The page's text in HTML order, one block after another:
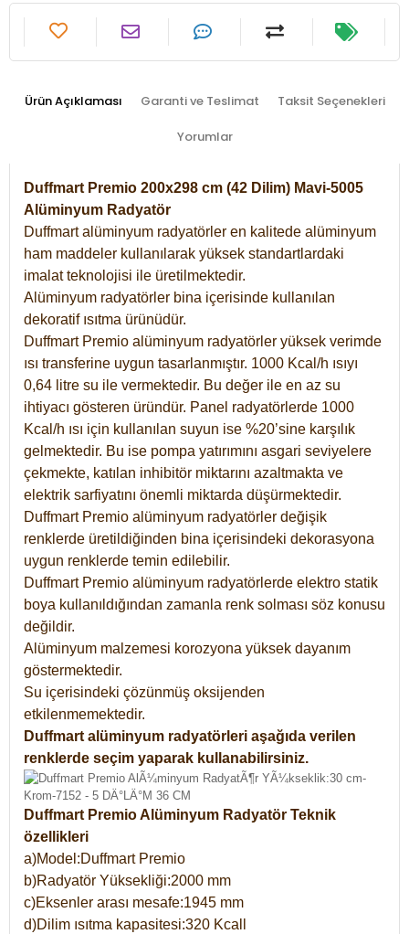
Ürün Açıklaması Garanti ve Teslimat Taksit Seçenekleri
Yorumlar
Duffmart Premio 200x298 cm (42 Dilim) Mavi-5005
Alüminyum Radyatör
Duffmart alüminyum radyatörler en kalitede alüminyum
ham maddeler kullanılarak yüksek standartlardaki
imalat teknolojisi ile üretilmektedir.
Alüminyum radyatörler bina içerisinde kullanılan
dekoratif ısıtma ürünüdür.
Duffmart Premio alüminyum radyatörler yüksek verimde
ısı transferine uygun tasarlanmıştır. 1000 Kcal/h ısıyı
0,64 litre su ile vermektedir. Bu değer ile en az su
ihtiyacı gösteren üründür. Panel radyatörlerde 1000
Kcal/h ısı için kullanılan suyun ise %20’sine karşılık
gelmektedir. Bu ise pompa yatırımını asgari seviyelere
çekmekte, katılan inhibitör miktarını azaltmakta ve
elektrik sarfiyatını önemli miktarda düşürmektedir.
Duffmart Premio alüminyum radyatörler değişik
renklerde üretildiğinden bina içerisindeki dekorasyona
uygun renklerde temin edilebilir.
Duffmart Premio alüminyum radyatörlerde elektro statik
boya kullanıldığından zamanla renk solması söz konusu
değildir.
Alüminyum malzemesi korozyona yüksek dayanım
göstermektedir.
Su içerisindeki çözünmüş oksijenden
etkilenmemektedir.
Duffmart alüminyum radyatörleri aşağıda verilen
renklerde seçim yaparak kullanabilirsiniz.
Duffmart Premio Alüminyum Radyatör Teknik
özellikleri
a)Model:Duffmart Premio
b)Radyatör Yüksekliği:2000 mm
c)Eksenler arası mesafe:1945 mm
d)Dilim ısıtma kapasitesi:320 Kcall